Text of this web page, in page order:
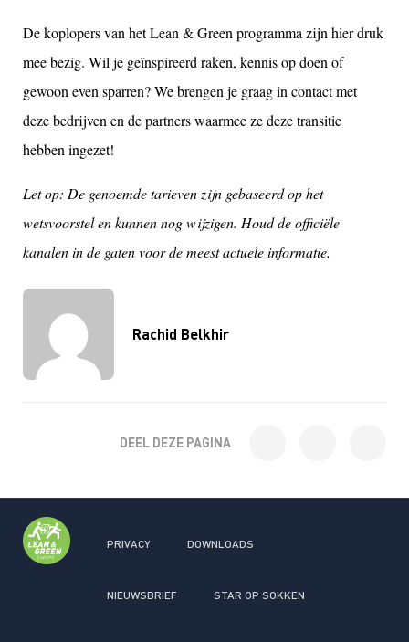
Rachid Belkhir
De koplopers van het Lean & Green programma zijn hier druk
mee bezig. Wil je geïnspireerd raken, kennis op doen of
gewoon even sparren? We brengen je graag in contact met
deze bedrijven en de partners waarmee ze deze transitie
hebben ingezet!
Let op: De genoemde tarieven zijn gebaseerd op het
wetsvoorstel en kunnen nog wijzigen. Houd de officiële
kanalen in de gaten voor de meest actuele informatie.
DEEL DEZE PAGINA
PRIVACY DOWNLOADS
NIEUWSBRIEF STAR OP SOKKEN